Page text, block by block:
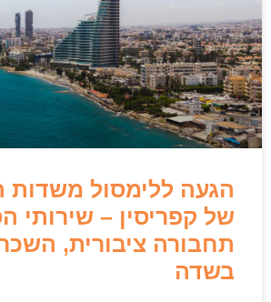
הגעה ללימסול משדות
של קפריסין – שירותי
תחבורה ציבורית,
בשדה